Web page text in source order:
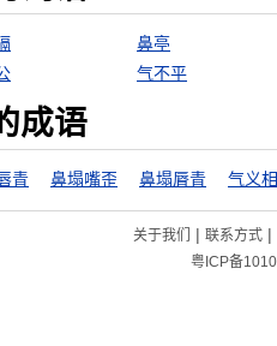
鼻亭
气不平
成语
青 鼻塌嘴歪 鼻塌脣青 气义
关于我们 | 联系方式|
粤ICP备